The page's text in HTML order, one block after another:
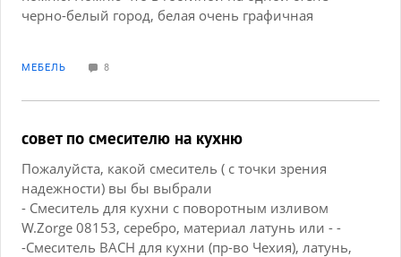
черно-белый город, белая очень графичная
Хелп плз!!!
МЕБЕЛЬ 8
совет по смесителю на кухню
Пожалуйста, какой смеситель ( с точки зрения
надежности) вы бы выбрали
- Смеситель для кухни с поворотным изливом
W.Zorge 08153, серебро, материал латунь или - -
-Смеситель BACH для кухни (пр-во Чехия), латунь,